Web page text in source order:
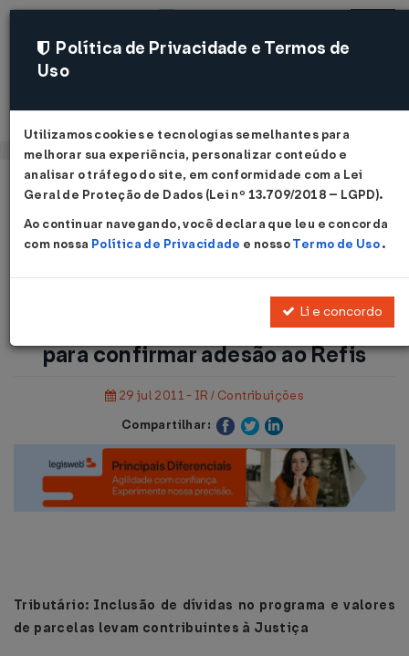
Acessar
Página Inicial
Notícias
Refis...
Voltar
Empresas enfrentam problemas
para confirmar adesão ao Refis
29 jul 2011 - IR / Contribuições
Compartilhar:
Tributário: Inclusão de dívidas no programa e valores
de parcelas levam contribuintes à Justiça
Política de Privacidade e Termos de
Uso
Utilizamos cookies e tecnologias semelhantes para
melhorar sua experiência, personalizar conteúdo e
analisar o tráfego do site, em conformidade com a Lei
Geral de Proteção de Dados (Lei nº 13.709/2018 – LGPD).
Ao continuar navegando, você declara que leu e concorda
com nossa Política de Privacidade e nossoTermo de Uso.
Li e concordo